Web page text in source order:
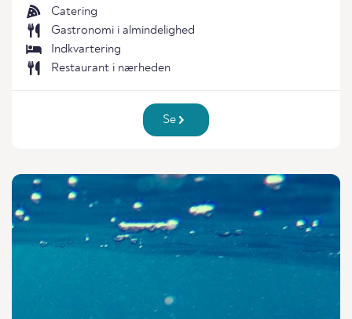
Catering
Gastronomi i almindelighed
Indkvartering
Restaurant i nærheden
Se